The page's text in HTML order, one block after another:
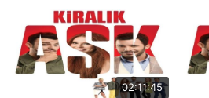
02:11:45